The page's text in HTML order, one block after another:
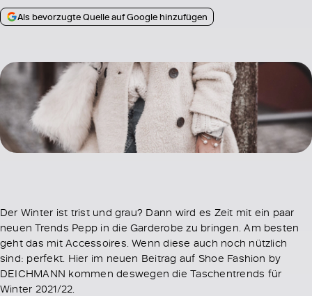
Als bevorzugte Quelle auf Google hinzufügen
Der Winter ist trist und grau? Dann wird es Zeit mit ein paar
neuen Trends Pepp in die Garderobe zu bringen. Am besten
geht das mit Accessoires. Wenn diese auch noch nützlich
sind: perfekt. Hier im neuen Beitrag auf Shoe Fashion by
DEICHMANN kommen deswegen die Taschentrends für
Winter 2021/22.